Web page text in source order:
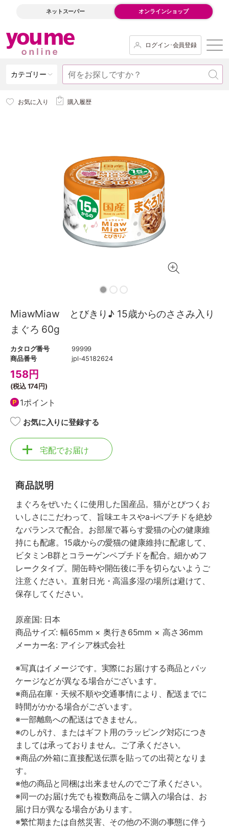
ネットスーパー オンラインショップ
ログイン･会員登録
カテゴリー
お気に入り 購入履歴
MiawMiaw とびきり♪ 15歳からのささみ入り
まぐろ 60g
カタログ番号
99999
商品番号
jpl-45182624
158円
(税込174円)
1ポイント
お気に入りに登録する
宅配でお届け
商品説明
まぐろをぜいたくに使用した国産品。猫がとびつくお
いしさにこだわって、旨味エキスやa-iペプチドを絶妙
なバランスで配合。お部屋で暮らす愛猫の心の健康維
持にも配慮。15歳からの愛猫の健康維持に配慮して、
ビタミンB群とコラーゲンペプチドを配合。細かめフ
レークタイプ。開缶時や開缶後に手を切らないようご
注意ください。直射日光・高温多湿の場所は避けて、
保存してください。
原産国: 日本
商品サイズ: 幅65mm × 奥行き65mm × 高さ36mm
メーカー名: アイシア株式会社
※写真はイメージです。実際にお届けする商品とパッ
ケージなどが異なる場合がございます。
※商品在庫・天候不順や交通事情により、配送までに
時間がかかる場合がございます。
※一部離島への配送はできません。
※のしがけ、またはギフト用のラッピング対応につき
ましては承っておりません。ご了承ください。
※商品の外箱に直接配送伝票を貼っての出荷となりま
す。
※他の商品と同梱は出来ませんのでご了承ください。
※同一のお届け先でも複数商品をご購入の場合は、お
届け日が異なる場合があります。
※繁忙期または自然災害、その他の不測の事態に伴う